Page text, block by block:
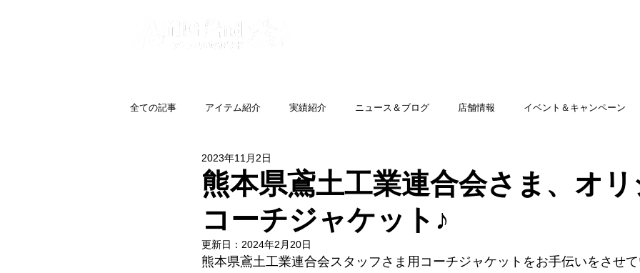
全ての記事 アイテム紹介 実績紹介 ニュース＆ブログ 店舗情報 イベント＆キャンペーン
熊本県鳶土工業連合会さま、オ
コーチジャケット♪
2023年11月2日
更新日： 2024年2月20日
熊本県鳶土工業連合会スタッフさま用コーチジャケットをお手伝いをさせ